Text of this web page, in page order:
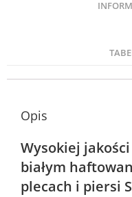
Opis
Wysokiej
białym
plecach i piersi